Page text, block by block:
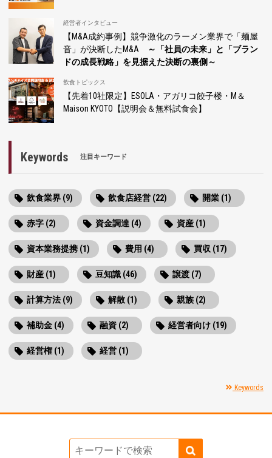
経営者インタビュー
【M&A成約事例】競争激化のラーメン業界で「麺屋
音」が決断したM&A
～「社員の未来」と「ブラン
ドの成長戦略」を見据えた決断の裏側～
飲食トピックス
【先着10社限定】ESOLA・アガリコ餃子楼・M＆
Maison KYOTO【説明会＆無料試食会】
Keywords 注目キーワード
飲食業界 (9) 飲食店経営 (22) 開業 (1)
赤字 (2) 資金調達 (4) 資産 (1)
資本業務提携 (1) 費用 (4) 買収 (17)
財産 (1) 豆知識 (46) 譲渡 (7)
計算方法 (9) 解散 (1) 親族 (2)
補助金 (4) 融資 (2) 経営者向け (19)
経営権 (1) 経営 (1)
Keywords